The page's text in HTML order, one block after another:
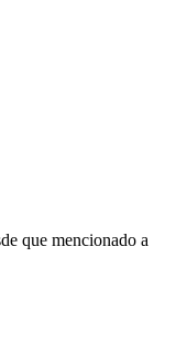
que mencionado a